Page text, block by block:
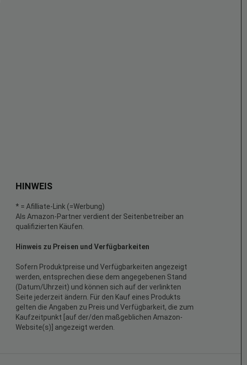
HINWEIS
* = Afilliate-Link (=Werbung)
Als Amazon-Partner verdient der Seitenbetreiber an
qualifizierten Käufen.
Hinweis zu Preisen und Verfügbarkeiten
Sofern Produktpreise und Verfügbarkeiten angezeigt
werden, entsprechen diese dem angegebenen Stand
(Datum/Uhrzeit) und können sich auf der verlinkten
Seite jederzeit ändern. Für den Kauf eines Produkts
gelten die Angaben zu Preis und Verfügbarkeit, die zum
Kaufzeitpunkt [auf der/den maßgeblichen Amazon-
Website(s)] angezeigt werden.